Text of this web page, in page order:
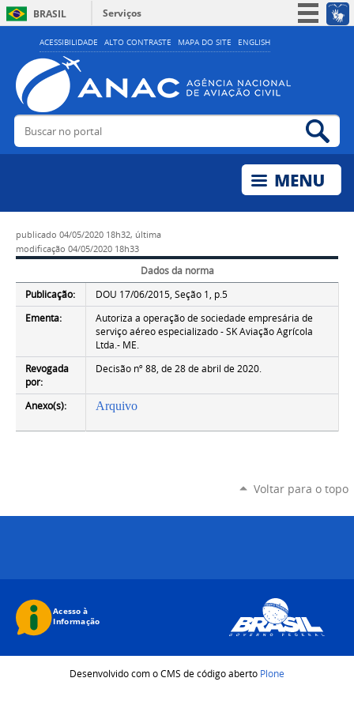
ACESSIBILIDADE ALTO CONTRASTE MAPA DO SITE ENGLISH
BRASIL
Serviços
Simplifique!
Acesso à informação
Legislação
Buscar no portal
publicado 04/05/2020 18h32, última
modificação 04/05/2020 18h33
Dados da norma
Publicação:
DOU 17/06/2015, Seção 1, p.5
Ementa:
Autoriza a operação de sociedade empresária de
serviço aéreo especializado - SK Aviação Agrícola
Ltda.- ME.
Revogada
por:
Decisão nº 88, de 28 de abril de 2020.
Anexo(s): Arquivo
Voltar para o topo
Desenvolvido com o CMS de código aberto Plone